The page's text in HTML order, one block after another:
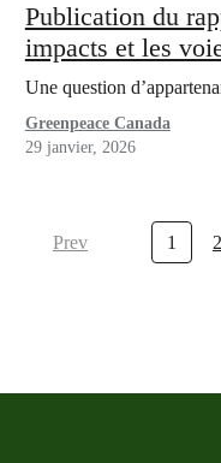
Publication du
impacts et les
Une question
Greenpeace Canada
29 janvier, 2026
Prev 1 2